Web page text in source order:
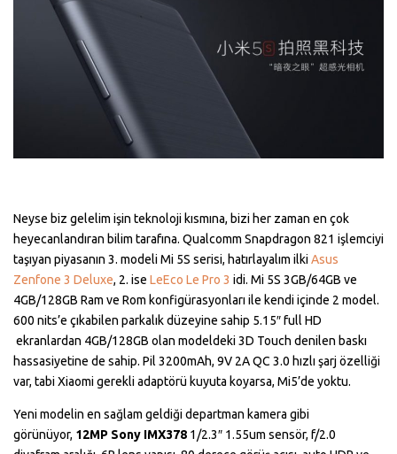
Neyse biz gelelim işin teknoloji kısmına, bizi her zaman en çok
heyecanlandıran bilim tarafına. Qualcomm Snapdragon 821 işlemciyi
taşıyan piyasanın 3. modeli Mi 5S serisi, hatırlayalım ilkiAsus
Zenfone 3 Deluxe, 2. ise LeEco Le Pro 3 idi. Mi 5S 3GB/64GB ve
4GB/128GB Ram ve Rom konfigürasyonları ile kendi içinde 2 model.
600 nits’e çıkabilen parkalık düzeyine sahip 5.15″ full HD
ekranlardan 4GB/128GB olan modeldeki 3D Touch denilen baskı
hassasiyetine de sahip. Pil 3200mAh, 9V 2A QC 3.0 hızlı şarj özelliği
var, tabi Xiaomi gerekli adaptörü kuyuta koyarsa, Mi5’de yoktu.
Yeni modelin en sağlam geldiği departman kamera gibi
görünüyor, 12MP Sony IMX378 1/2.3″ 1.55um sensör, f/2.0